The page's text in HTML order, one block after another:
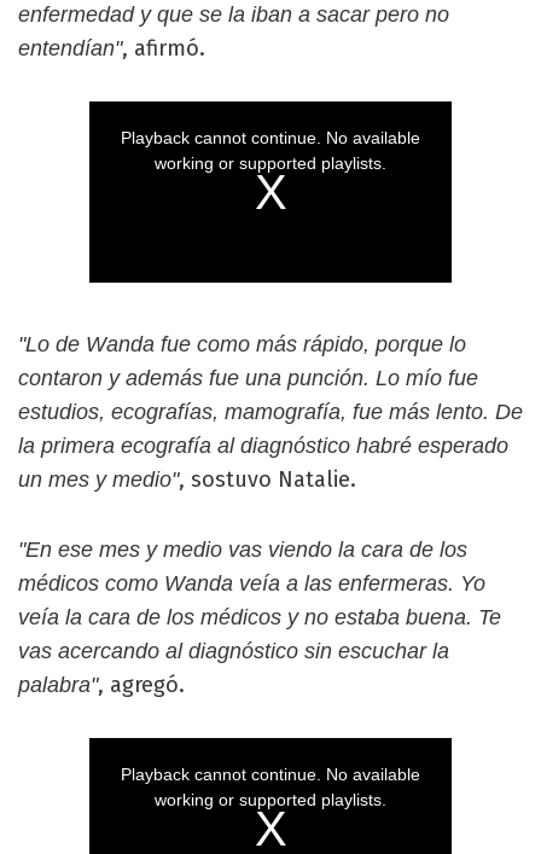
enfermedad y que se la iban a sacar pero no
entendían", afirmó.
"Lo de Wanda fue como más rápido, porque lo
contaron y además fue una punción. Lo mío fue
estudios, ecografías, mamografía, fue más lento. De
la primera ecografía al diagnóstico habré esperado
un mes y medio", sostuvo Natalie.
"En ese mes y medio vas viendo la cara de los
médicos como Wanda veía a las enfermeras. Yo
veía la cara de los médicos y no estaba buena. Te
vas acercando al diagnóstico sin escuchar la
palabra", agregó.